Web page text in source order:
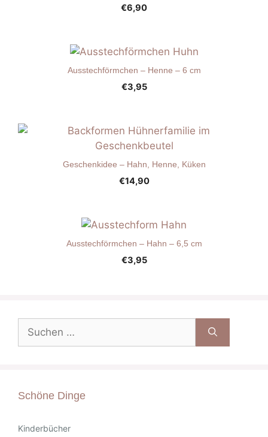
€6,90
Ausstechförmchen – Henne – 6 cm
€3,95
Geschenkidee – Hahn, Henne, Küken
€14,90
Ausstechförmchen – Hahn – 6,5 cm
€3,95
nach:
Schöne Dinge
Kinderbücher